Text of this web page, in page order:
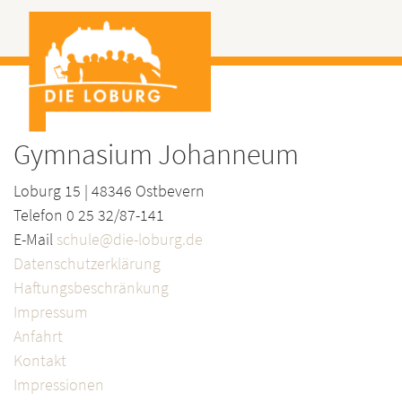
Gymnasium Johanneum
Loburg 15 | 48346 Ostbevern
Telefon 0 25 32/87-141
E-Mail schule@die-loburg.de
Datenschutzerklärung
Haftungsbeschränkung
Impressum
Anfahrt
Kontakt
Impressionen